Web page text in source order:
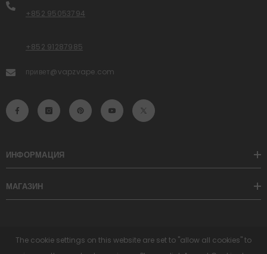
+852 95053794
+852 91287985
привет@vapzvape.com
ИНФОРМАЦИЯ
МАГАЗИН
The cookie settings on this website are set to "allow all cookies" to